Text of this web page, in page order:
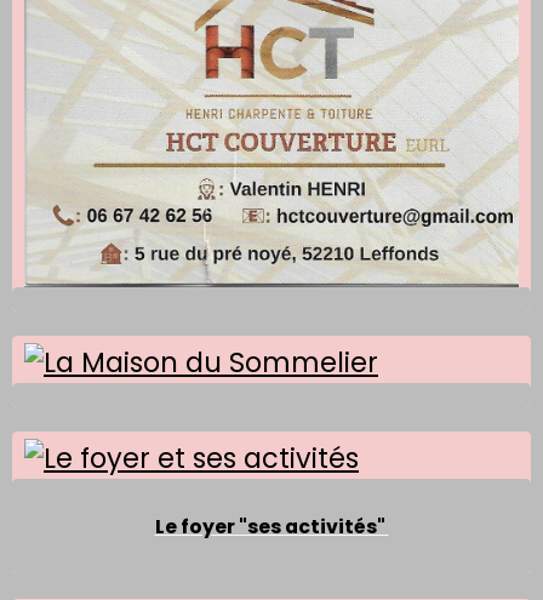
Le foyer "ses activités"